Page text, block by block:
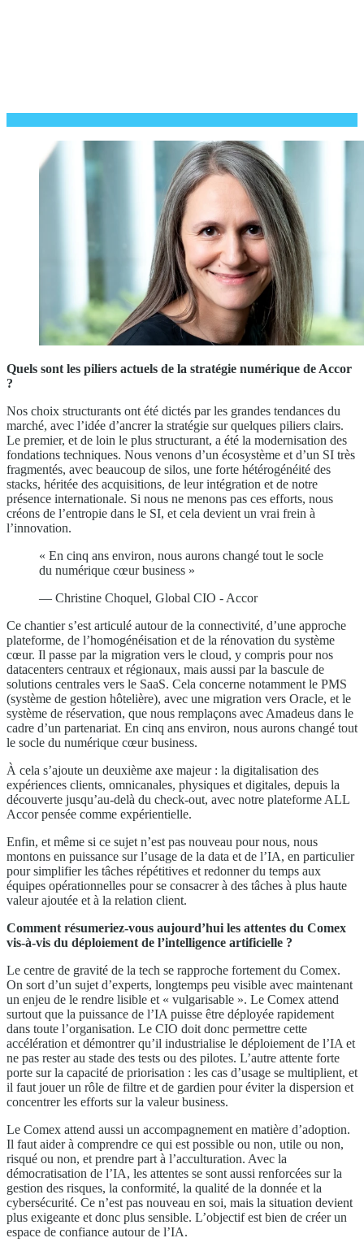
Quels sont les piliers actuels de la stratégie numérique de Accor
?
Nos choix structurants ont été dictés par les grandes tendances du
marché, avec l’idée d’ancrer la stratégie sur quelques piliers clairs.
Le premier, et de loin le plus structurant, a été la modernisation des
fondations techniques. Nous venons d’un écosystème et d’un SI très
fragmentés, avec beaucoup de silos, une forte hétérogénéité des
stacks, héritée des acquisitions, de leur intégration et de notre
présence internationale. Si nous ne menons pas ces efforts, nous
créons de l’entropie dans le SI, et cela devient un vrai frein à
l’innovation.
« En cinq ans environ, nous aurons changé tout le socle
du numérique cœur business »
— Christine Choquel, Global CIO - Accor
Ce chantier s’est articulé autour de la connectivité, d’une approche
plateforme, de l’homogénéisation et de la rénovation du système
cœur. Il passe par la migration vers le cloud, y compris pour nos
datacenters centraux et régionaux, mais aussi par la bascule de
solutions centrales vers le SaaS. Cela concerne notamment le PMS
(système de gestion hôtelière), avec une migration vers Oracle, et le
système de réservation, que nous remplaçons avec Amadeus dans le
cadre d’un partenariat. En cinq ans environ, nous aurons changé tout
le socle du numérique cœur business.
À cela s’ajoute un deuxième axe majeur : la digitalisation des
expériences clients, omnicanales, physiques et digitales, depuis la
découverte jusqu’au-delà du check-out, avec notre plateforme ALL
Accor pensée comme expérientielle.
Enfin, et même si ce sujet n’est pas nouveau pour nous, nous
montons en puissance sur l’usage de la data et de l’IA, en particulier
pour simplifier les tâches répétitives et redonner du temps aux
équipes opérationnelles pour se consacrer à des tâches à plus haute
valeur ajoutée et à la relation client.
Comment résumeriez-vous aujourd’hui les attentes du Comex
vis-à-vis du déploiement de l’intelligence artificielle ?
Le centre de gravité de la tech se rapproche fortement du Comex.
On sort d’un sujet d’experts, longtemps peu visible avec maintenant
un enjeu de le rendre lisible et « vulgarisable ». Le Comex attend
surtout que la puissance de l’IA puisse être déployée rapidement
dans toute l’organisation. Le CIO doit donc permettre cette
accélération et démontrer qu’il industrialise le déploiement de l’IA et
ne pas rester au stade des tests ou des pilotes. L’autre attente forte
porte sur la capacité de priorisation : les cas d’usage se multiplient, et
il faut jouer un rôle de filtre et de gardien pour éviter la dispersion et
concentrer les efforts sur la valeur business.
Le Comex attend aussi un accompagnement en matière d’adoption.
Il faut aider à comprendre ce qui est possible ou non, utile ou non,
risqué ou non, et prendre part à l’acculturation. Avec la
démocratisation de l’IA, les attentes se sont aussi renforcées sur la
gestion des risques, la conformité, la qualité de la donnée et la
cybersécurité. Ce n’est pas nouveau en soi, mais la situation devient
plus exigeante et donc plus sensible. L’objectif est bien de créer un
espace de confiance autour de l’IA.